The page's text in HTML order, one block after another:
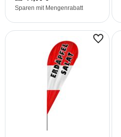
Sparen mit Mengenrabatt